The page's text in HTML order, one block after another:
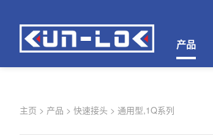
产品
主页 > 产品 > 快速接头 > 通用型,1Q系列